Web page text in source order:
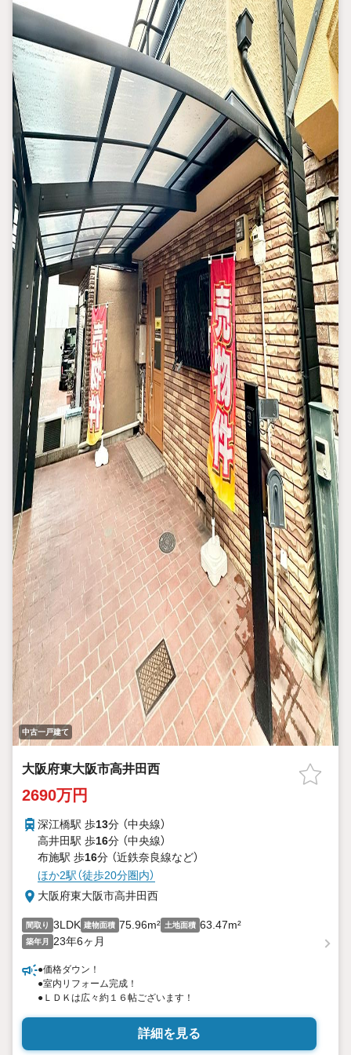
中古一戸建て
大阪府東大阪市高井田西
2690万円
深江橋駅 歩13分 （中央線）
高井田駅 歩16分 （中央線）
布施駅 歩16分 （近鉄奈良線など）
ほか2駅（徒歩20分圏内）
大阪府東大阪市高井田西
間取り 3LDK 建物面積 75.96m² 土地面積 63.47m²
築年月 23年6ヶ月
●価格ダウン！
●室内リフォーム完成！
●ＬＤＫは広々約１６帖ございます！
詳細を見る